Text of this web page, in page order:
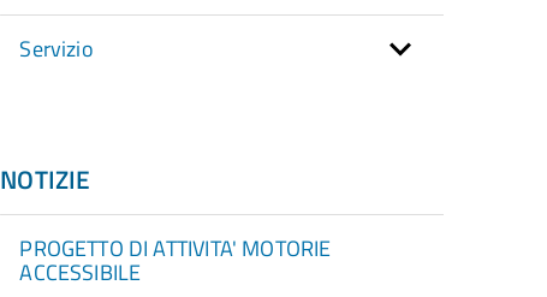
Servizio
NOTIZIE
PROGETTO DI ATTIVITA' MOTORIE
ACCESSIBILE